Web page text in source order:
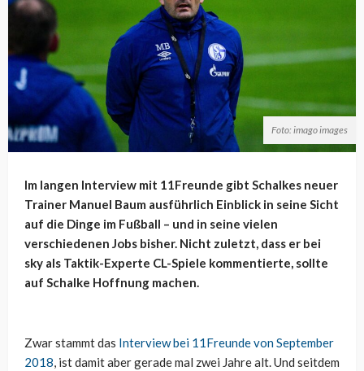
Foto: imago images
Im langen Interview mit 11Freunde gibt Schalkes neuer
Trainer Manuel Baum ausführlich Einblick in seine Sicht
auf die Dinge im Fußball – und in seine vielen
verschiedenen Jobs bisher. Nicht zuletzt, dass er bei
sky als Taktik-Experte CL-Spiele kommentierte, sollte
auf Schalke Hoffnung machen.
Zwar stammt das Interview bei 11Freunde von September
2018, ist damit aber gerade mal zwei Jahre alt. Und seitdem